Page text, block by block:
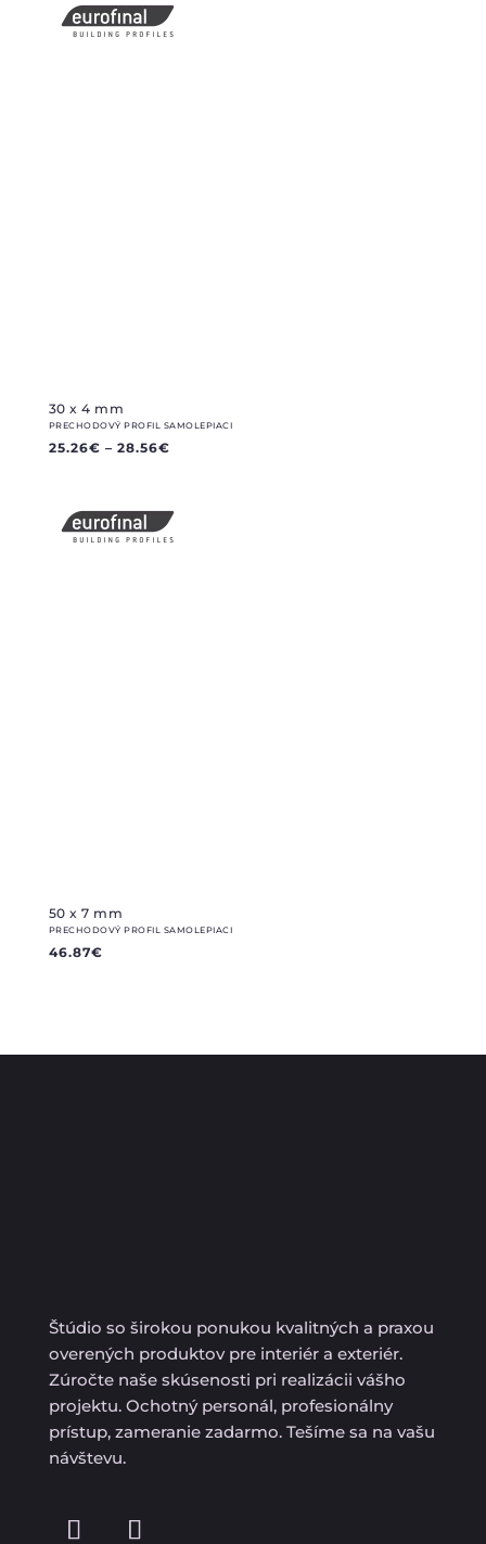
30 x 4 mm
PRECHODOVÝ PROFIL SAMOLEPIACI
25.26€ – 28.56€
50 x 7 mm
PRECHODOVÝ PROFIL SAMOLEPIACI
46.87€
Štúdio so širokou ponukou kvalitných a praxou
overených produktov pre interiér a exteriér.
Zúročte naše skúsenosti pri realizácii vášho
projektu. Ochotný personál, profesionálny
prístup, zameranie zadarmo. Tešíme sa na vašu
návštevu.